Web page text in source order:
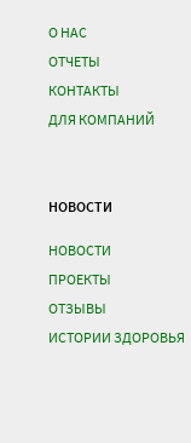
О НАС
ОТЧЕТЫ
КОНТАКТЫ
ДЛЯ КОМПАНИЙ
НОВОСТИ
НОВОСТИ
ПРОЕКТЫ
ОТЗЫВЫ
ИСТОРИИ ЗДОРОВЬЯ